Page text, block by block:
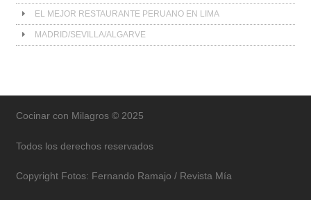
EL MEJOR RESTAURANTE PERUANO EN LIMA
MADRID/SEVILLA/ALGARVE
Cocinar con Milagros © 2025
Todos los derechos reservados
Copyright Fotos: Fernando Ramajo / Revista Mía